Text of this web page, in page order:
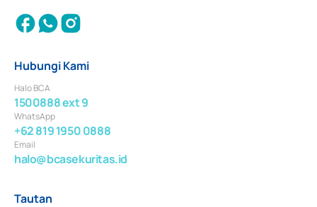
Hubungi Kami
Halo BCA
1500888 ext 9
WhatsApp
+62 819 1950 0888
Email
halo@bcasekuritas.id
Tautan